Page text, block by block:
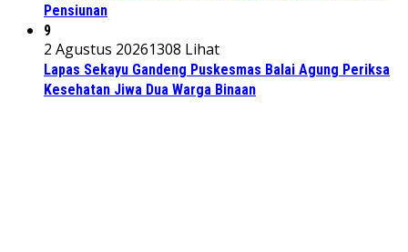
Pensiunan
9
2 Agustus 20261308 Lihat
Lapas Sekayu Gandeng Puskesmas Balai Agung Periksa
Kesehatan Jiwa Dua Warga Binaan